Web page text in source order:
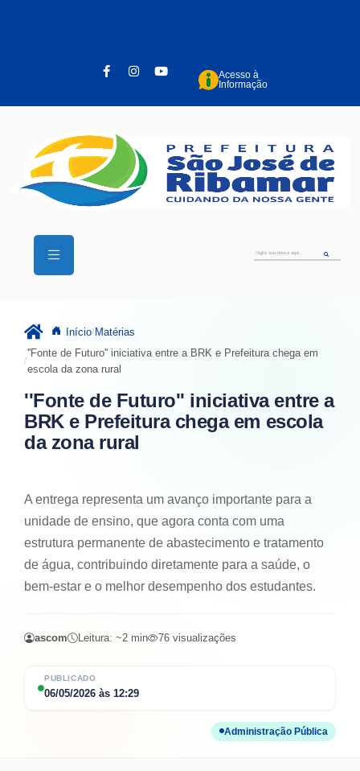
Acesso à
Informação
Início Matérias
''Fonte de Futuro'' iniciativa entre a BRK e Prefeitura chega em
escola da zona rural
''Fonte de Futuro'' iniciativa entre a
BRK e Prefeitura chega em escola
da zona rural
PUBLICADO
06/05/2026 às 12:29
Administração Pública
A entrega representa um avanço importante para a
unidade de ensino, que agora conta com uma
estrutura permanente de abastecimento e tratamento
de água, contribuindo diretamente para a saúde, o
bem-estar e o melhor desempenho dos estudantes.
ascom Leitura: ~2 min 76 visualizações